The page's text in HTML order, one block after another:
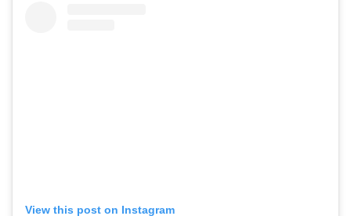
View this post on Instagram